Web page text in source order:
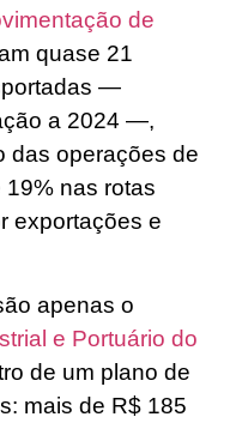
de
quase 21
—
a 2024 —,
das operações de
nas rotas
exportações e
apenas o
e Portuário do
de um plano de
mais de R$ 185